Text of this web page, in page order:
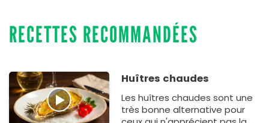
RECETTES RECOMMANDÉES
Huîtres chaudes
Les huîtres chaudes sont une
très bonne alternative pour